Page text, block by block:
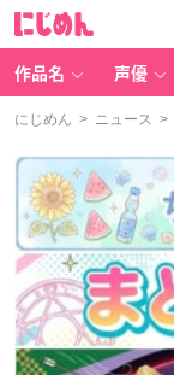
作品名 声優
にじめん > ニュース >